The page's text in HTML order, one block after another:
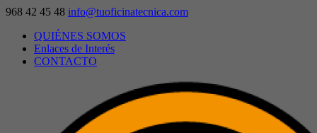
968 42 45 48 info@tuoficinatecnica.com
QUIÉNES SOMOS
Enlaces de Interés
CONTACTO